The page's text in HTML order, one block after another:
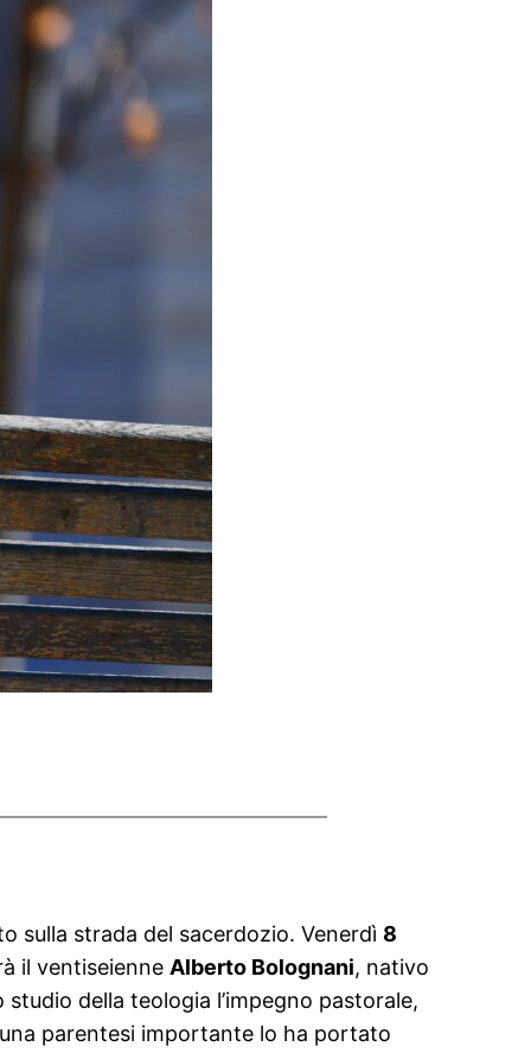
sulla strada del sacerdozio. Venerdì 8
il ventiseienneAlberto Bolognani, nativo
della teologia l’impegno pastorale,
parentesi importante lo ha portato